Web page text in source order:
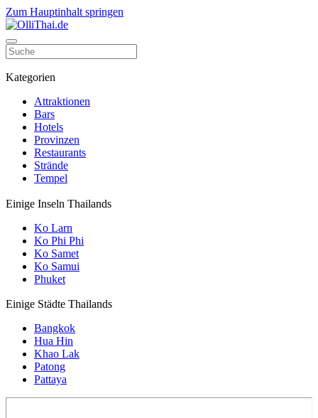
Zum Hauptinhalt springen
Kategorien
Attraktionen
Bars
Hotels
Provinzen
Restaurants
Strände
Tempel
Einige Inseln Thailands
Ko Larn
Ko Phi Phi
Ko Samet
Ko Samui
Phuket
Einige Städte Thailands
Bangkok
Hua Hin
Khao Lak
Patong
Pattaya